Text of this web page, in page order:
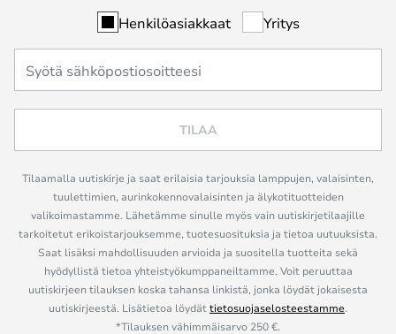
Henkilöasiakkaat Yritys
TILAA
Tilaamalla uutiskirje ja saat erilaisia tarjouksia lamppujen, valaisinten,
tuulettimien, aurinkokennovalaisinten ja älykotituotteiden
valikoimastamme. Lähetämme sinulle myös vain uutiskirjetilaajille
tarkoitetut erikoistarjouksemme, tuotesuosituksia ja tietoa uutuuksista.
Saat lisäksi mahdollisuuden arvioida ja suositella tuotteita sekä
hyödyllistä tietoa yhteistyökumppaneiltamme. Voit peruuttaa
uutiskirjeen tilauksen koska tahansa linkistä, jonka löydät jokaisesta
uutiskirjeestä. Lisätietoa löydättietosuojaselosteestamme.
*Tilauksen vähimmäisarvo 250 €.